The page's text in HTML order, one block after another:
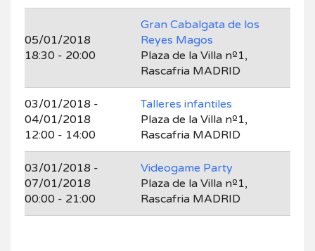
05/01/2018
18:30 - 20:00
Gran Cabalgata de los
Reyes Magos
Plaza de la Villa nº1,
Rascafria MADRID
03/01/2018 -
04/01/2018
12:00 - 14:00
Talleres infantiles
Plaza de la Villa nº1,
Rascafria MADRID
03/01/2018 -
07/01/2018
00:00 - 21:00
Videogame Party
Plaza de la Villa nº1,
Rascafria MADRID